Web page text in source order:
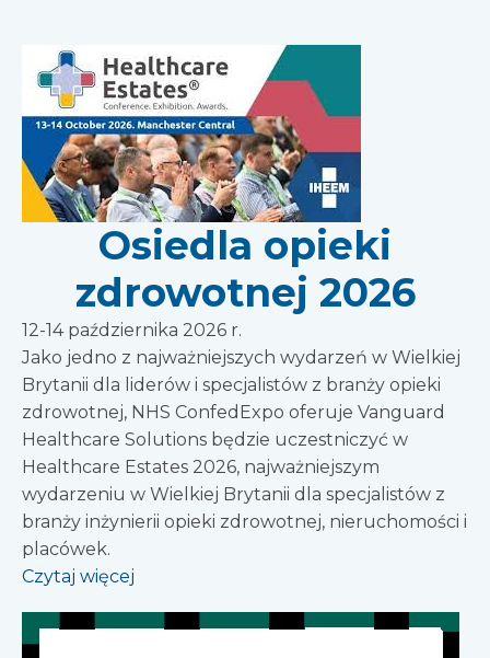
Osiedla opieki
zdrowotnej 2026
12-14 października 2026 r.
Jako jedno z najważniejszych wydarzeń w Wielkiej
Brytanii dla liderów i specjalistów z branży opieki
zdrowotnej, NHS ConfedExpo oferuje Vanguard
Healthcare Solutions będzie uczestniczyć w
Healthcare Estates 2026, najważniejszym
wydarzeniu w Wielkiej Brytanii dla specjalistów z
branży inżynierii opieki zdrowotnej, nieruchomości i
placówek.
Czytaj więcej